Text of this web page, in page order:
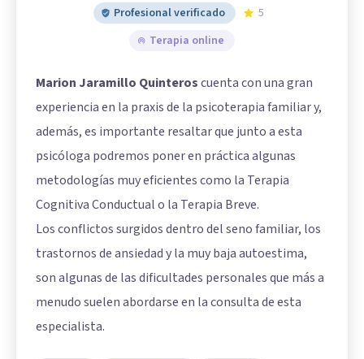
Profesional verificado
5
Terapia online
Marion Jaramillo Quinteroscuenta con una gran
experiencia en la praxis de la psicoterapia familiar y,
además, es importante resaltar que junto a esta
psicóloga podremos poner en práctica algunas
metodologías muy eficientes como la Terapia
Cognitiva Conductual o la Terapia Breve.
Los conflictos surgidos dentro del seno familiar, los
trastornos de ansiedad y la muy baja autoestima,
son algunas de las dificultades personales que más a
menudo suelen abordarse en la consulta de esta
especialista.